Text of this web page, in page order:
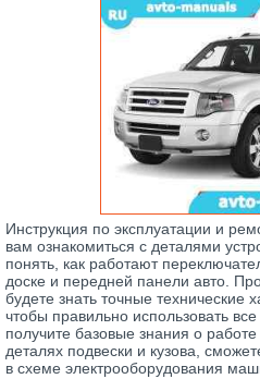
Инструкция по эксплуатации и
вам ознакомиться с деталями
понять, как работают
доске и передней панели авто.
будете знать точные технические
чтобы правильно использовать
получите базовые знания о
деталях подвески и кузова,
в схеме электрооборудования